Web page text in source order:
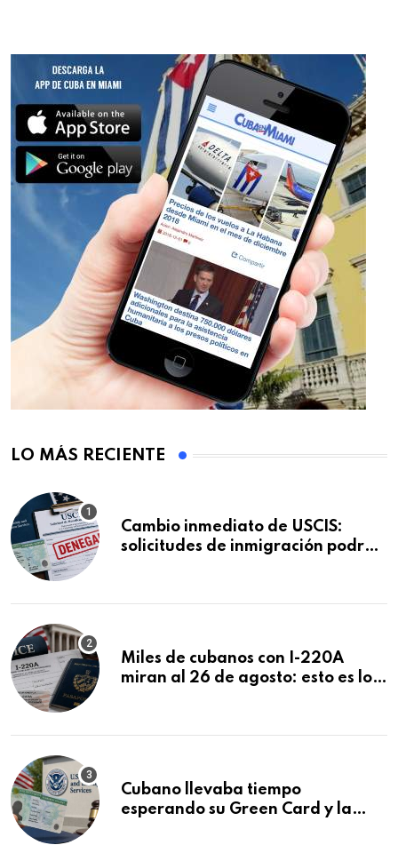
LO MÁS RECIENTE
Cambio inmediato de USCIS:
solicitudes de inmigración podrán
Miles de cubanos con I-220A
miran al 26 de agosto: esto es lo
Cubano llevaba tiempo
esperando su Green Card y la